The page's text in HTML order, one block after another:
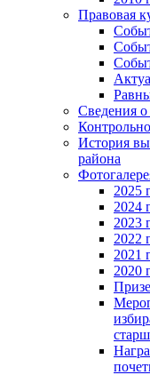
Правовая
Сведения о
История
района
2025
2024
2023
2022
2021
2020